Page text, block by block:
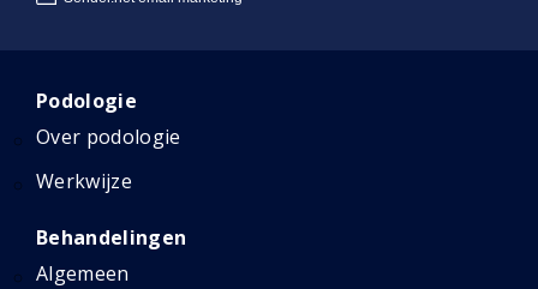
Podologie
Over podologie
Werkwijze
Behandelingen
Algemeen